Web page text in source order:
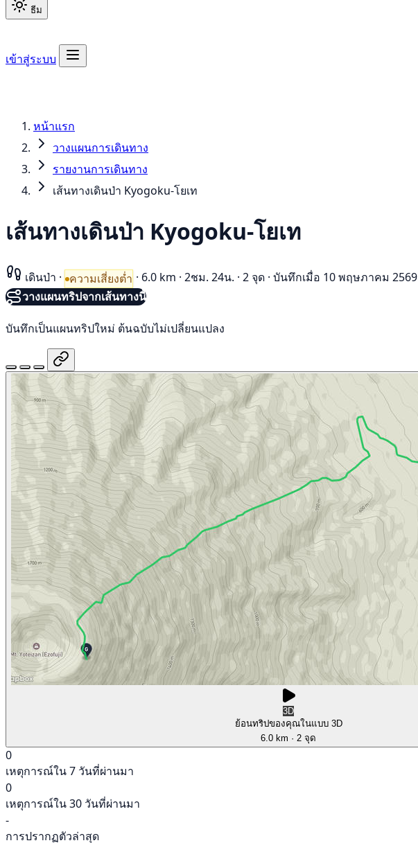
ธีม
เข้าสู่ระบบ
หน้าแรก
วางแผนการเดินทาง
รายงานการเดินทาง
เส้นทางเดินป่า Kyogoku-โยเท
เส้นทางเดินป่า Kyogoku-โยเท
เดินป่า · ความเสี่ยงต่ำ · 6.0 km · 2ชม. 24น. · 2 จุด · บันทึกเมื่อ 10 พฤษภาคม 2569
วางแผนทริปจากเส้นทางนี้
บันทึกเป็นแผนทริปใหม่ ต้นฉบับไม่เปลี่ยนแปลง
3D
ย้อนทริปของคุณในแบบ 3D
6.0 km · 2 จุด
0
เหตุการณ์ใน 7 วันที่ผ่านมา
0
เหตุการณ์ใน 30 วันที่ผ่านมา
-
การปรากฏตัวล่าสุด